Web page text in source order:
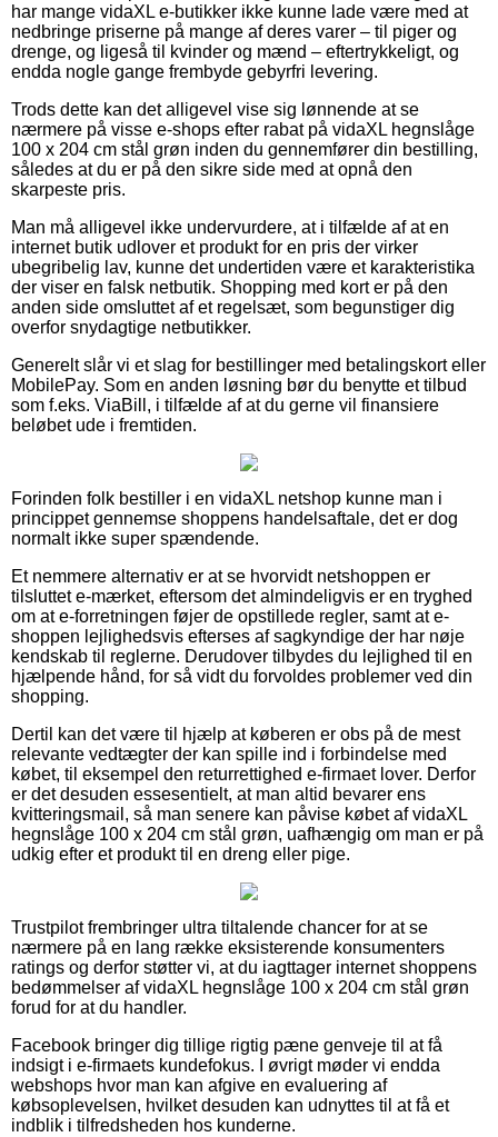
har mange vidaXL e-butikker ikke kunne lade være med at
nedbringe priserne på mange af deres varer – til piger og
drenge, og ligeså til kvinder og mænd – eftertrykkeligt, og
endda nogle gange frembyde gebyrfri levering.
Trods dette kan det alligevel vise sig lønnende at se
nærmere på visse e-shops efter rabat på vidaXL hegnslåge
100 x 204 cm stål grøn inden du gennemfører din bestilling,
således at du er på den sikre side med at opnå den
skarpeste pris.
Man må alligevel ikke undervurdere, at i tilfælde af at en
internet butik udlover et produkt for en pris der virker
ubegribelig lav, kunne det undertiden være et karakteristika
der viser en falsk netbutik. Shopping med kort er på den
anden side omsluttet af et regelsæt, som begunstiger dig
overfor snydagtige netbutikker.
Generelt slår vi et slag for bestillinger med betalingskort eller
MobilePay. Som en anden løsning bør du benytte et tilbud
som f.eks. ViaBill, i tilfælde af at du gerne vil finansiere
beløbet ude i fremtiden.
Forinden folk bestiller i en vidaXL netshop kunne man i
princippet gennemse shoppens handelsaftale, det er dog
normalt ikke super spændende.
Et nemmere alternativ er at se hvorvidt netshoppen er
tilsluttet e-mærket, eftersom det almindeligvis er en tryghed
om at e-forretningen føjer de opstillede regler, samt at e-
shoppen lejlighedsvis efterses af sagkyndige der har nøje
kendskab til reglerne. Derudover tilbydes du lejlighed til en
hjælpende hånd, for så vidt du forvoldes problemer ved din
shopping.
Dertil kan det være til hjælp at køberen er obs på de mest
relevante vedtægter der kan spille ind i forbindelse med
købet, til eksempel den returrettighed e-firmaet lover. Derfor
er det desuden essesentielt, at man altid bevarer ens
kvitteringsmail, så man senere kan påvise købet af vidaXL
hegnslåge 100 x 204 cm stål grøn, uafhængig om man er på
udkig efter et produkt til en dreng eller pige.
Trustpilot frembringer ultra tiltalende chancer for at se
nærmere på en lang række eksisterende konsumenters
ratings og derfor støtter vi, at du iagttager internet shoppens
bedømmelser af vidaXL hegnslåge 100 x 204 cm stål grøn
forud for at du handler.
Facebook bringer dig tillige rigtig pæne genveje til at få
indsigt i e-firmaets kundefokus. I øvrigt møder vi endda
webshops hvor man kan afgive en evaluering af
købsoplevelsen, hvilket desuden kan udnyttes til at få et
indblik i tilfredsheden hos kunderne.